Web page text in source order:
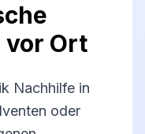
vor Ort
Nachhilfe in
oder